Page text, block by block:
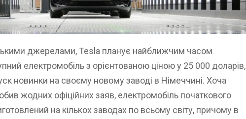
джерелами, Tesla планує найближчим часом
електромобіль з орієнтованою ціною у 25 000 доларів,
новинки на своєму новому заводі в Німеччині. Хоча
жодних офіційних заяв, електромобіль початкового
на кількох заводах по всьому світу, причому в